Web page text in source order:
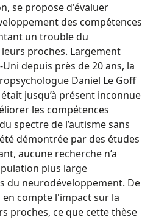
se propose d'évaluer
des compétences
un trouble du
proches. Largement
depuis près de 20 ans, la
Daniel Le Goff
jusqu’à présent inconnue
les compétences
spectre de l’autisme sans
démontrée par des études
aucune recherche n’a
plus large
du neurodéveloppement. De
en compte l'impact sur la
proches, ce que cette thèse